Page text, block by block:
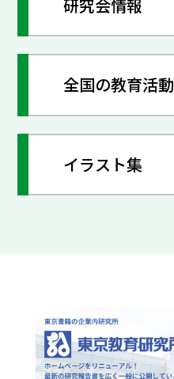
研究会情報
全国の教育活動
イラスト集